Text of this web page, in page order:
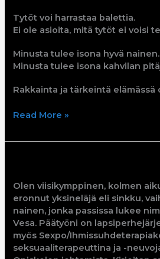
Tytöt voi harrastaa balettia.
Ei ole asioita, mitä tytöt ei voisi
Minusta tulee isona hyvä nainen.
Minusta tulee isona kahvilan
Rakkainta ja tärkeintä elämässä
Read More »
Olen viisikymppinen, kolmen
eronnut yksineläjä eli sinkku,
nainen, jonka passissa lukee
Vesa. Päätyöni on
myös Sexpo/
seksuaaliterapeuttina ja -